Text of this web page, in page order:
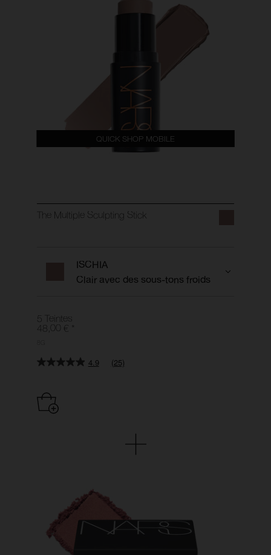
QUICK SHOP MOBILE
4.9 (25)
The Multiple Sculpting Stick
ISCHIA
Clair avec des sous-tons froids
5 Teintes
48,00 €
*